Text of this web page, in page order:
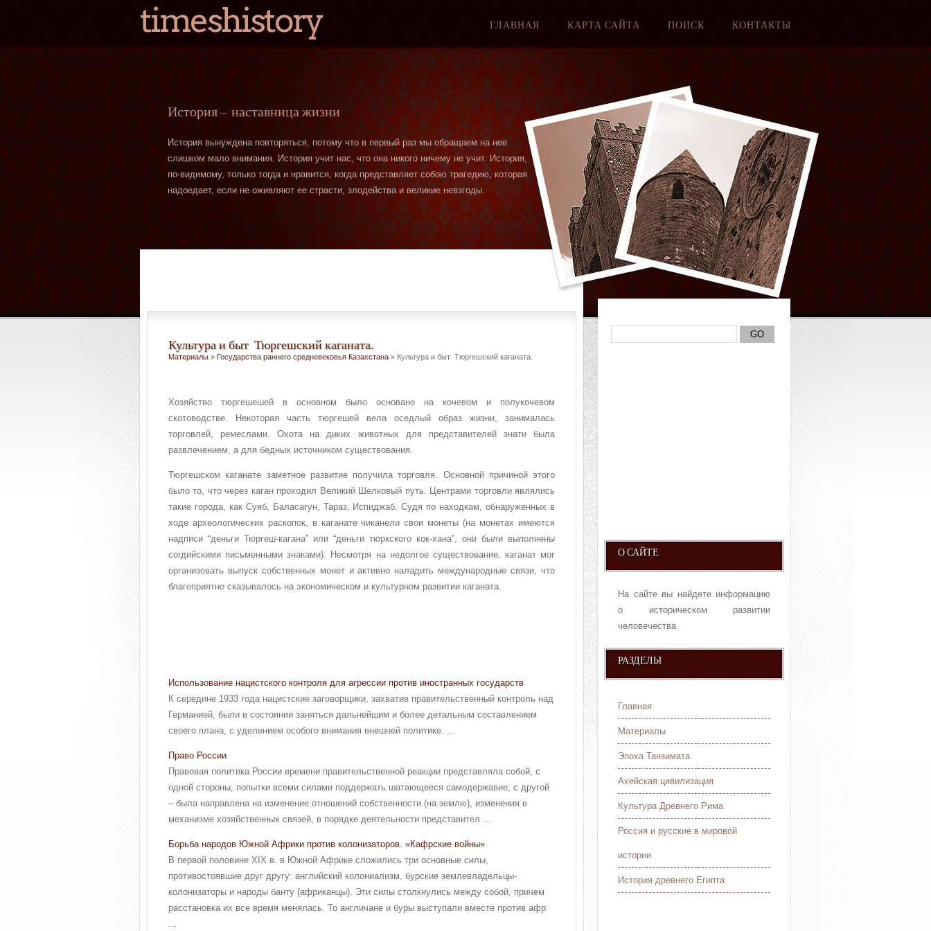
timeshistory ГЛАВНАЯ КАРТА САЙТА ПОИСК КОНТАКТЫ
История — наставница жизни
История вынуждена повторяться, потому что в первый раз мы обращаем на нее
слишком мало внимания. История учит нас, что она никого ничему не учит. История,
по-видимому, только тогда и нравится, когда представляет собою трагедию, которая
надоедает, если не оживляют ее страсти, злодейства и великие невзгоды.
Культура и быт Тюргешский каганата.
Материалы » Государства раннего средневековья Казахстана » Культура и быт Тюргешский каганата.
Хозяйство тюргешешей в основном было основано на кочевом и полукочевом
скотоводстве. Некоторая часть тюргешей вела оседлый образ жизни, занималась
торговлей, ремеслами. Охота на диких животных для представителей знати была
развлечением, а для бедных источником существования.
Тюргешском каганате заметное развитие получила торговля. Основной причиной этого
было то, что через каган проходил Великий Шелковый путь. Центрами торговли являлись
такие города, как Суяб, Баласагун, Тараз, Испиджаб. Судя по находкам, обнаруженных в
ходе археологических раскопок, в каганате чиканели свои монеты (на монетах имеются
надписи “деньги Тюргеш-кагана” или “деньги тюркского кок-хана”, они были выполнены
согдийскими письменными знаками). Несмотря на недолгое существование, каганат мог
организовать выпуск собственных монет и активно наладить международные связи, что
благоприятно сказывалось на экономическом и культурном развитии каганата.
Использование нацистского контроля для агрессии против иностранных государств
К середине 1933 года нацистские заговорщики, захватив правительственный контроль над
Германией, были в состоянии заняться дальнейшим и более детальным составлением
своего плана, с уделением особого внимания внешней политике. ...
Право России
Правовая политика России времени правительственной реакции представляла собой, с
одной стороны, попытки всеми силами поддержать шатающееся самодержавие, с другой
– была направлена на изменение отношений собственности (на землю), изменения в
механизме хозяйственных связей, в порядке деятельности представител ...
Борьба народов Южной Африки против колонизаторов. «Кафрские войны»
В первой половине XIX в. в Южной Африке сложились три основные силы,
противостоявшие друг другу: английский колониализм, бурские землевладельцы-
колонизаторы и народы банту (африканцы). Эти силы столкнулись между собой, причем
расстановка их все время менялась. То англичане и буры выступали вместе против афр
...
О САЙТЕ
На сайте вы найдете информацию
о историческом развитии
человечества.
РАЗДЕЛЫ
Главная
Материалы
Эпоха Танзимата
Ахейская цивилизация
Культура Древнего Рима
Россия и русские в мировой
истории
История древнего Египта